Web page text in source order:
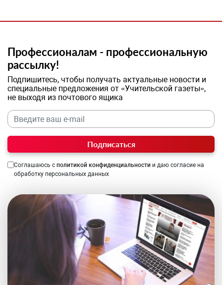
Профессионалам - профессиональную
рассылку!
Подпишитесь, чтобы получать актуальные новости и
специальные предложения от «Учительской газеты»,
не выходя из почтового ящика
Подписаться
Соглашаюсь с политикой конфиденциальности и даю согласие на
обработку персональных данных